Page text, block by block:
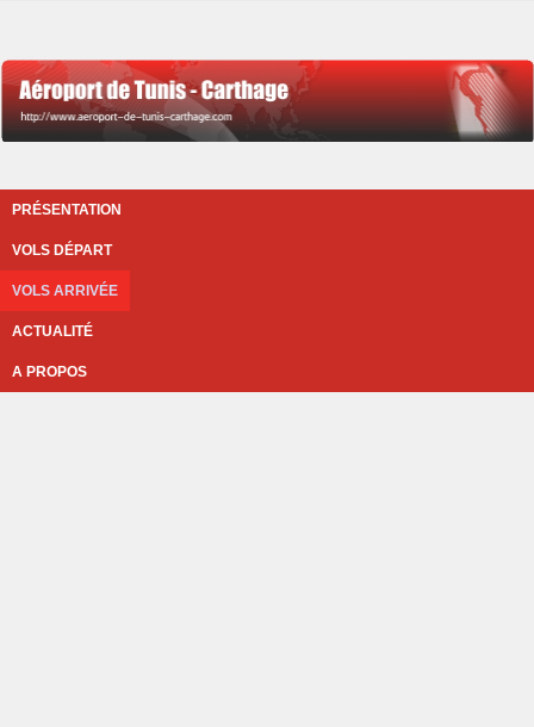
PRÉSENTATION
VOLS DÉPART
VOLS ARRIVÉE
ACTUALITÉ
A PROPOS